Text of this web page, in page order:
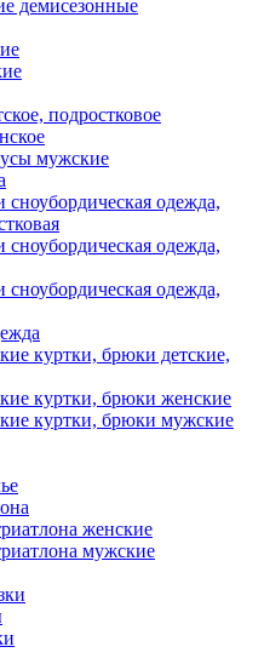
демисезонные
подростковое
мужские
одежда,
одежда,
одежда,
куртки, брюки детские,
куртки, брюки женские
куртки, брюки мужские
женские
мужские